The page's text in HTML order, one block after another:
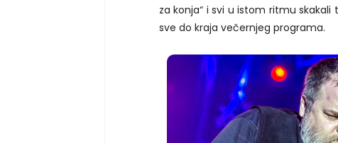
za konja“ i svi u istom ritmu skakali
sve do kraja večernjeg programa.